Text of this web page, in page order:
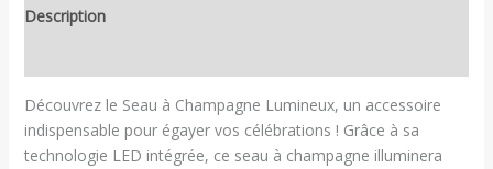
Description
Découvrez le Seau à Champagne Lumineux, un accessoire
indispensable pour égayer vos célébrations ! Grâce à sa
technologie LED intégrée, ce seau à champagne illuminera